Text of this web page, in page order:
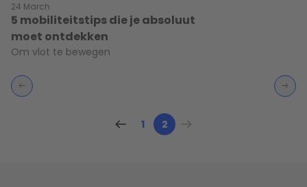
24 March
5 mobiliteitstips die je absoluut
moet ontdekken
Om vlot te bewegen
1 2